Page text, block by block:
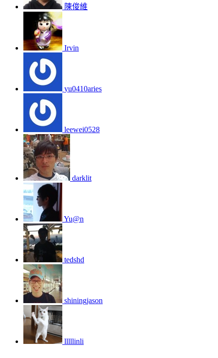
陳俊維
Irvin
yu0410aries
leewei0528
darklit
Yu@n
tedshd
shiningjason
lllllinli